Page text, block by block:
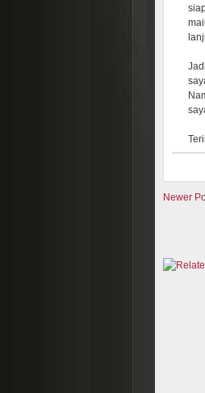
Newer